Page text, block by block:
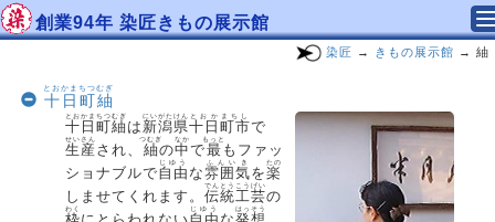
創業94年 染匠きもの展示館
染匠 → きもの展示館 → 紬
十日町紬
とおかまちつむぎ
十日町紬
とおかまちつむぎ
は 新潟県
にいがたけん
十日町市
とおかまちし
で
生産
せいさん
され、 紬
つむぎ
の中
なか
で最
もっと
もファッ
ショナブルで自由
じゆう
な雰囲気
ふんいき
を楽
たの
しませてくれます。 伝統工芸
でんとうこうげい
の
わく じゆう はっそう